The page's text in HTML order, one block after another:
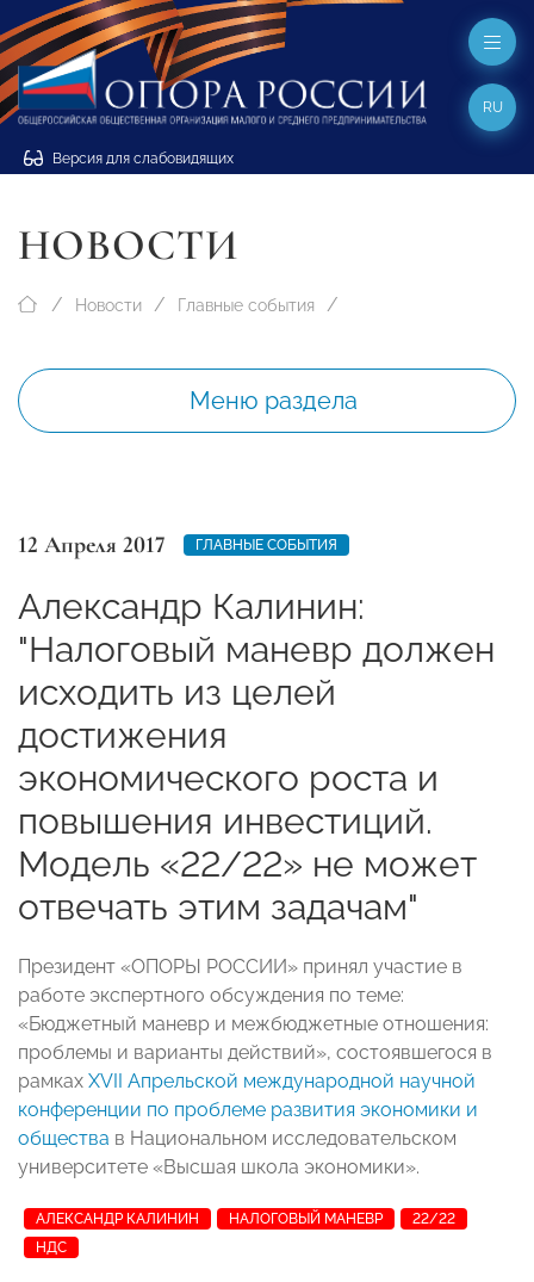
Версия для слабовидящих
RU
НОВОСТИ
Новости Главные события
Меню раздела
12 Апреля 2017 ГЛАВНЫЕ СОБЫТИЯ
Александр Калинин:
"Налоговый маневр должен
исходить из целей
достижения
экономического роста и
повышения инвестиций.
Модель «22/22» не может
отвечать этим задачам"
Президент «ОПОРЫ РОССИИ» принял участие в
работе экспертного обсуждения по теме:
«Бюджетный маневр и межбюджетные отношения:
проблемы и варианты действий», состоявшегося в
рамках XVII Апрельской международной научной
конференции по проблеме развития экономики и
общества в Национальном исследовательском
университете «Высшая школа экономики».
АЛЕКСАНДР КАЛИНИН НАЛОГОВЫЙ МАНЕВР
22/22
НДС